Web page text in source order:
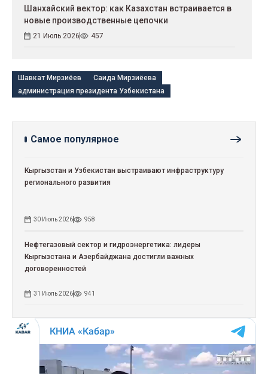
Шанхайский вектор: как Казахстан встраивается в
новые производственные цепочки
21 Июль 2026 457
Шавкат Мирзиёев
Саида Мирзиёева
администрация президента Узбекистана
Самое популярное
Кыргызстан и Узбекистан выстраивают инфраструктуру
регионального развития
30 Июль 2026 958
Нефтегазовый сектор и гидроэнергетика: лидеры
Кыргызстана и Азербайджана достигли важных
договоренностей
31 Июль 2026 941